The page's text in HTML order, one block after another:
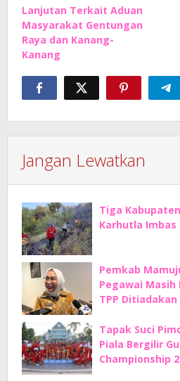
Lanjutan Terkait Aduan
Masyarakat Gentungan
Raya dan Kanang-
Kanang
Jangan Lewatkan
Tiga
Karhutla Imbas
Pemkab
Pegawai Masih
TPP Ditiadakan
Tapak Suci
Piala Bergilir
Championship